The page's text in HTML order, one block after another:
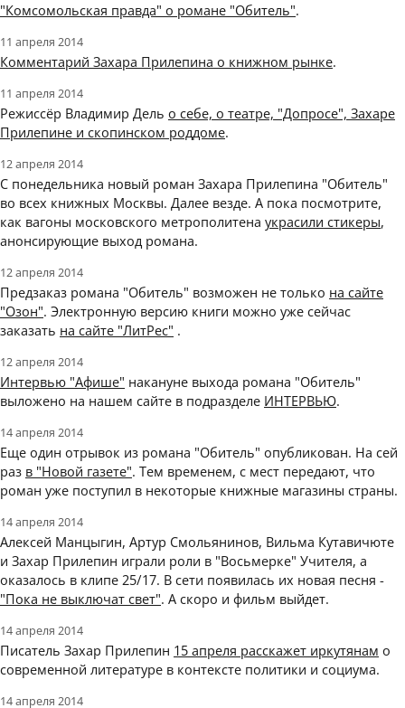
"Комсомольская правда" о романе "Обитель".
11 апреля 2014
Комментарий Захара Прилепина о книжном рынке.
11 апреля 2014
Режиссёр Владимир Дель о себе, о театре, "Допросе", Захаре
Прилепине и скопинском роддоме.
12 апреля 2014
С понедельника новый роман Захара Прилепина "Обитель"
во всех книжных Москвы. Далее везде. А пока посмотрите,
как вагоны московского метрополитена украсили стикеры,
анонсирующие выход романа.
12 апреля 2014
Предзаказ романа "Обитель" возможен не только на сайте
"Озон". Электронную версию книги можно уже сейчас
заказать на сайте "ЛитРес" .
12 апреля 2014
Интервью "Афише" накануне выхода романа "Обитель"
выложено на нашем сайте в подразделе ИНТЕРВЬЮ.
14 апреля 2014
Еще один отрывок из романа "Обитель" опубликован. На сей
раз в "Новой газете". Тем временем, с мест передают, что
роман уже поступил в некоторые книжные магазины страны.
14 апреля 2014
Алексей Манцыгин, Артур Смольянинов, Вильма Кутавичюте
и Захар Прилепин играли роли в "Восьмерке" Учителя, а
оказалось в клипе 25/17. В сети появилась их новая песня -
"Пока не выключат свет". А скоро и фильм выйдет.
14 апреля 2014
Писатель Захар Прилепин 15 апреля расскажет иркутянам о
современной литературе в контексте политики и социума.
14 апреля 2014